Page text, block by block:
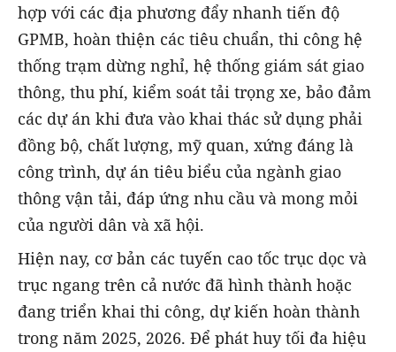
hợp với các địa phương đẩy nhanh tiến độ
GPMB, hoàn thiện các tiêu chuẩn, thi công hệ
thống trạm dừng nghỉ, hệ thống giám sát giao
thông, thu phí, kiểm soát tải trọng xe, bảo đảm
các dự án khi đưa vào khai thác sử dụng phải
đồng bộ, chất lượng, mỹ quan, xứng đáng là
công trình, dự án tiêu biểu của ngành giao
thông vận tải, đáp ứng nhu cầu và mong mỏi
của người dân và xã hội.
Hiện nay, cơ bản các tuyến cao tốc trục dọc và
trục ngang trên cả nước đã hình thành hoặc
đang triển khai thi công, dự kiến hoàn thành
trong năm 2025, 2026. Để phát huy tối đa hiệu